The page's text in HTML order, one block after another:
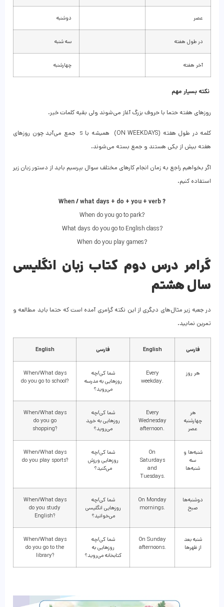
عصر دوشنبه
در طول هفته سه شنبه
آخر هفته چهارشنبه
نکته بسیار مهم
روزهای هفته حتما با حروف بزرگ آغاز می‌شوند ولی بقیه کلمات خیر.
کلمه در طول هفته (ON WEEKDAYS) همیشه با s جمع می‌آید چون روزهای
هفته بیش از یکی هستند و جمع بسته می‌شوند.
اگر بخواهیم راجع به زمان انجام کارهای مختلف سوال بپرسیم باید از دستور زبان زیر
استفاده کنیم.
When / what days + do + you + verb ?
When do you go to park?
What days do you go to English class?
When do you play games?
گرامر درس دوم کتاب زبان انگلیسی
سال هشتم
در جعبه زیر مثال‌های دیگری از این نکته گرامری آمده است که حتما باید مطالعه و
تمرین نمایید.
فارسی English فارسی English
هر روز
Every
weekday.
شما کی/چه
روزهایی به مدرسه
می‌روید؟
When/What days
do you go to school?
هر
چهارشنبه
عصر
Every
Wednesday
afternoon.
شما کی/چه
روزهایی به خرید
می‌روید؟
When/What days
do you go
shopping?
شنبه‌ها و
سه
شنبه‌ها
On
Saturdays
and
Tuesdays.
شما کی/چه
روزهایی ورزش
می‌کنید؟
When/What days
do you play sports?
دوشنبه‌ها
صبح
On Monday
mornings.
شما کی/چه
روزهایی انگلیسی
می‌خوانید؟
When/What days
do you study
English?
شنبه بعد
از ظهرها
On Sunday
afternoons.
شما کی/چه
روزهایی به
کتابخانه می‌روید؟
When/What days
do you go to the
library?